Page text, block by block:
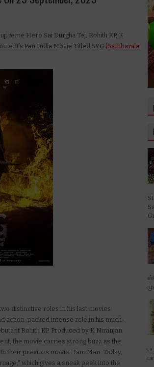
Hero Sai Durgha Tej, Rohith KP, K
Pan India Movie Titled SYG (Sambarala
distinctive roles in his last movies
action-packed intense role in his much-
Rohith KP. Produced by K Niranjan
the movie carries strong buzz as the
their previous movie HanuMan. Today,
which gives a sneak peek into the